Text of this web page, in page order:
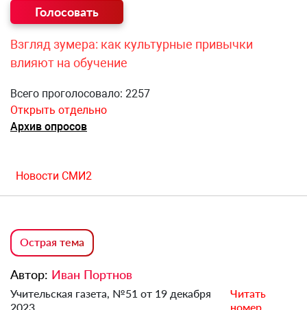
Взгляд зумера: как культурные привычки
влияют на обучение
Всего проголосовало: 2257
Открыть отдельно
Архив опросов
Новости СМИ2
Острая тема
Автор: Иван Портнов
Учительская газета, №51 от 19 декабря
2023.
Читать
номер